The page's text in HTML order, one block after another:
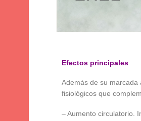
Efectos principales
Además de su
fisiológicos que
– Aumento circulatorio.